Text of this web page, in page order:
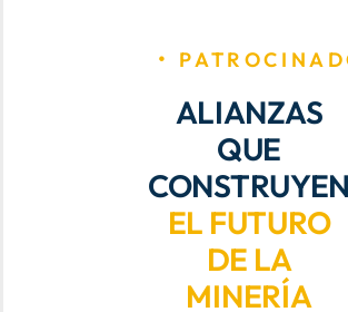
ALIANZAS
QUE
CONSTRUYEN
EL FUTURO
DE LA
MINERÍA